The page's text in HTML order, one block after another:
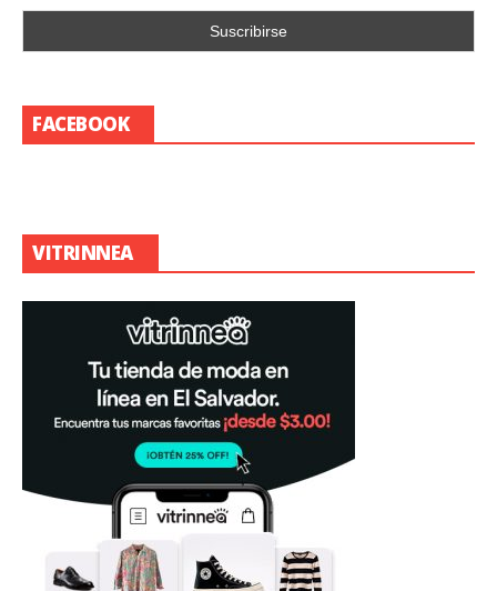
FACEBOOK
VITRINNEA